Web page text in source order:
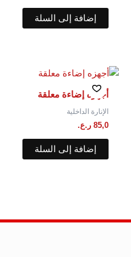
إضافة إلى السلة
أجهزه إضاءة معلقة
الإنارة الداخلية
85,0 ر.ع.
إضافة إلى السلة